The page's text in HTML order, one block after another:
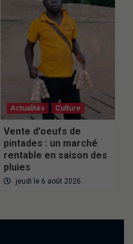
Actualités Culture
Vente d’oeufs de
pintades : un marché
rentable en saison des
pluies
jeudi le 6 août 2026